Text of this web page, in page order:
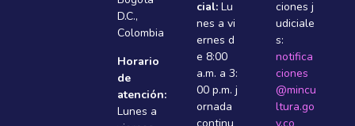
D.C.,
Colombia
Horario
de
atención:
Lunes a
cial: Lu
nes a vi
ernes d
e 8:00
a.m. a 3:
00 p.m. j
ornada
continu
ciones j
udiciale
s:
notifica
ciones
@mincu
ltura.go
v.co